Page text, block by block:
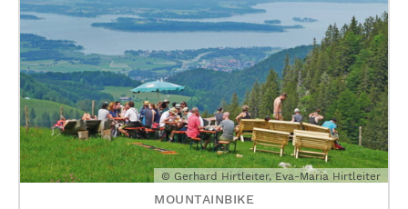
© Gerhard Hirtleiter, Eva-Maria Hirtleiter
MOUNTAINBIKE